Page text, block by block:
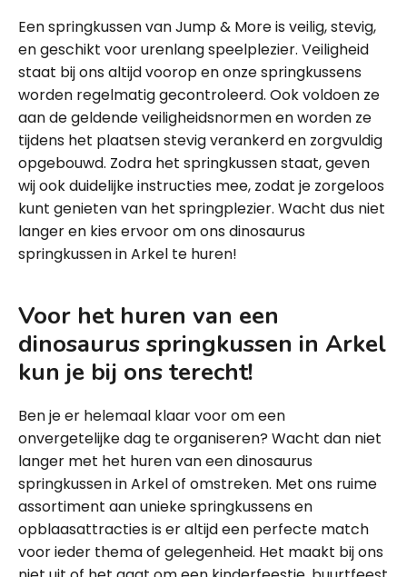
Een springkussen van Jump & More is veilig, stevig,
en geschikt voor urenlang speelplezier. Veiligheid
staat bij ons altijd voorop en onze springkussens
worden regelmatig gecontroleerd. Ook voldoen ze
aan de geldende veiligheidsnormen en worden ze
tijdens het plaatsen stevig verankerd en zorgvuldig
opgebouwd. Zodra het springkussen staat, geven
wij ook duidelijke instructies mee, zodat je zorgeloos
kunt genieten van het springplezier. Wacht dus niet
langer en kies ervoor om ons dinosaurus
springkussen in Arkel te huren!
Voor het huren van een
dinosaurus springkussen in Arkel
kun je bij ons terecht!
Ben je er helemaal klaar voor om een
onvergetelijke dag te organiseren? Wacht dan niet
langer met het huren van een dinosaurus
springkussen in Arkel of omstreken. Met ons ruime
assortiment aan unieke springkussens en
opblaasattracties is er altijd een perfecte match
voor ieder thema of gelegenheid. Het maakt bij ons